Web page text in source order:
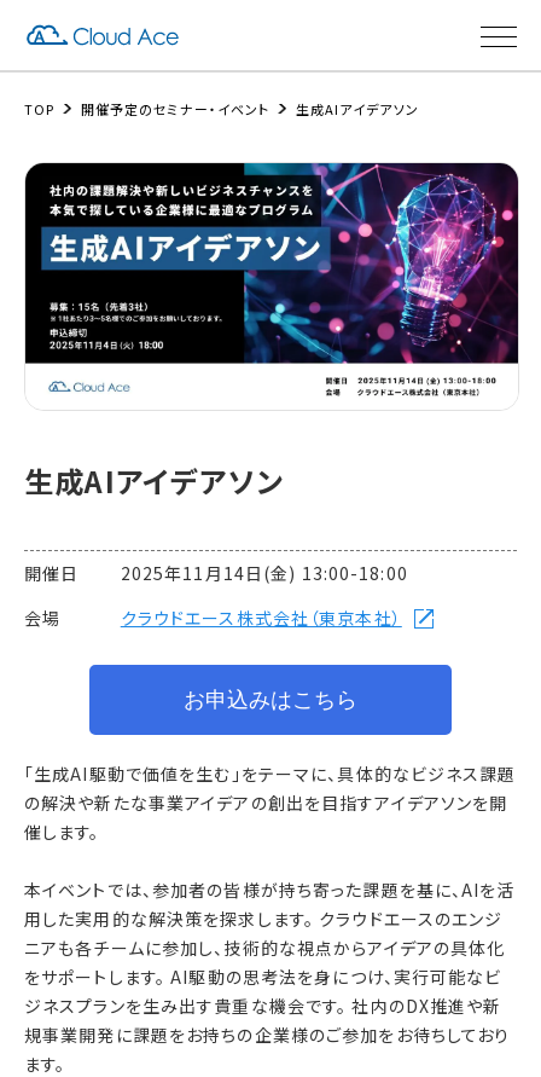
TOP 開催予定のセミナー・イベント 生成AIアイデアソン
生成AIアイデアソン
開催日 2025年11月14日(金) 13:00-18:00
会場 クラウドエース株式会社（東京本社）
お申込みはこちら
「生成AI駆動で価値を生む」をテーマに、具体的なビジネス課題
の解決や新たな事業アイデアの創出を目指すアイデアソンを開
催します。
本イベントでは、参加者の皆様が持ち寄った課題を基に、AIを活
用した実用的な解決策を探求します。 クラウドエースのエンジ
ニアも各チームに参加し、技術的な視点からアイデアの具体化
をサポートします。 AI駆動の思考法を身につけ、実行可能なビ
ジネスプランを生み出す貴重な機会です。 社内のDX推進や新
規事業開発に課題をお持ちの企業様のご参加をお待ちしており
ます。